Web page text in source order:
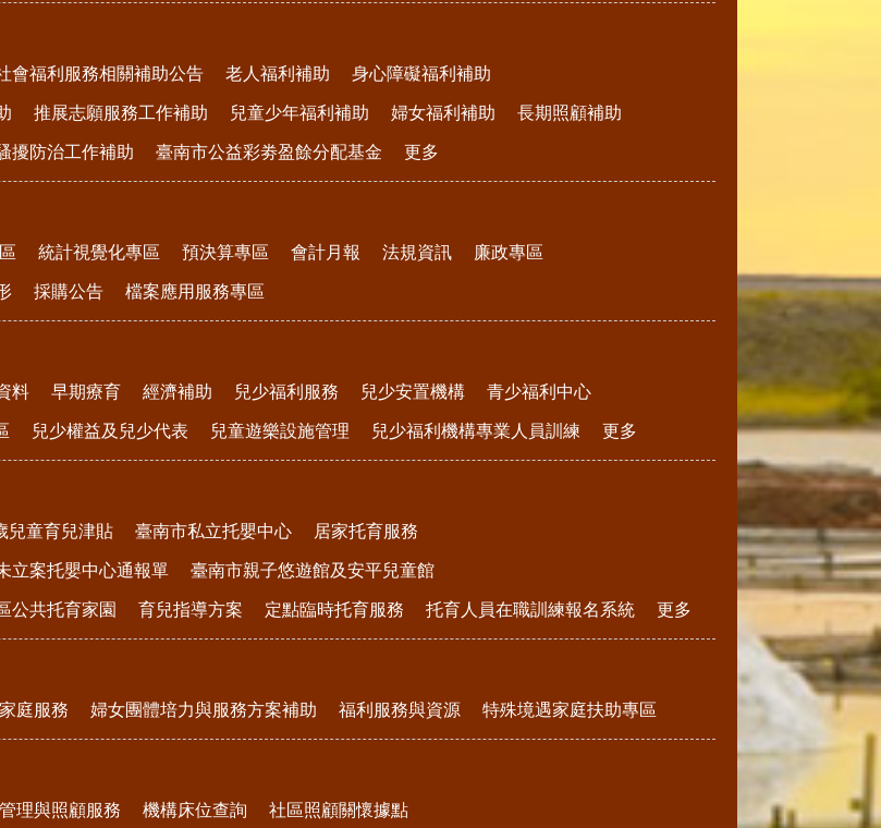
會福利服務相關補助公告 老人福利補助 身心障礙福利補助
推展志願服務工作補助 兒童少年福利補助 婦女福利補助 長期照顧補助
擾防治工作補助 臺南市公益彩劵盈餘分配基金 更多
統計視覺化專區 預決算專區 會計月報 法規資訊 廉政專區
採購公告 檔案應用服務專區
料 早期療育 經濟補助 兒少福利服務 兒少安置機構 青少福利中心
兒少權益及兒少代表 兒童遊樂設施管理 兒少福利機構專業人員訓練 更多
兒童育兒津貼 臺南市私立托嬰中心 居家托育服務
立案托嬰中心通報單 臺南市親子悠遊館及安平兒童館
公共托育家園 育兒指導方案 定點臨時托育服務 托育人員在職訓練報名系統 更多
庭服務 婦女團體培力與服務方案補助 福利服務與資源 特殊境遇家庭扶助專區
理與照顧服務 機構床位查詢 社區照顧關懷據點